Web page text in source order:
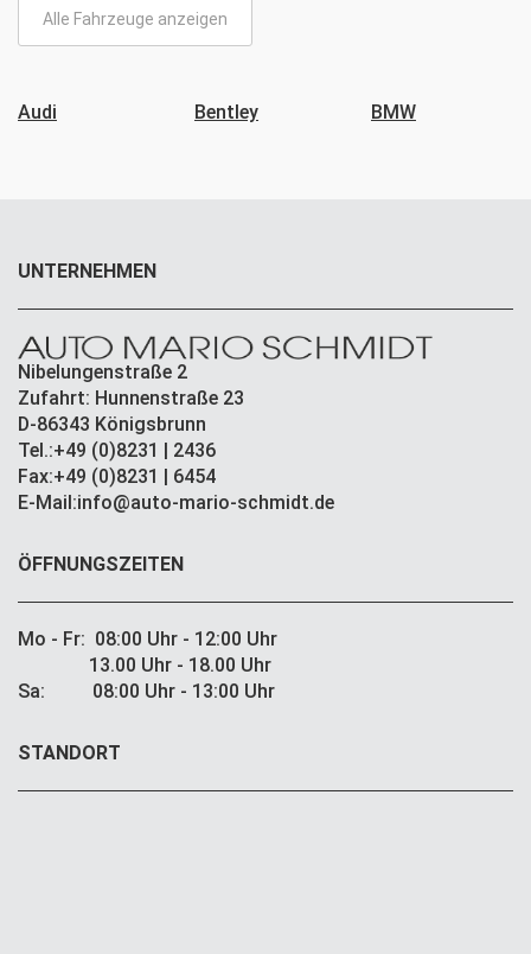
Alle Fahrzeuge anzeigen
Audi Bentley BMW
UNTERNEHMEN
Nibelungenstraße 2
Zufahrt: Hunnenstraße 23
D-86343 Königsbrunn
Tel.:+49 (0)8231 | 2436
Fax:+49 (0)8231 | 6454
E-Mail:info@auto-mario-schmidt.de
ÖFFNUNGSZEITEN
Mo - Fr: 08:00 Uhr - 12:00 Uhr
13.00 Uhr - 18.00 Uhr
Sa: 08:00 Uhr - 13:00 Uhr
STANDORT